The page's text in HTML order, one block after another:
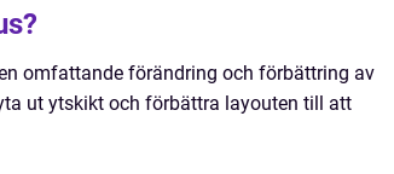
omfattande förändring och förbättring av
ut ytskikt och förbättra layouten till att